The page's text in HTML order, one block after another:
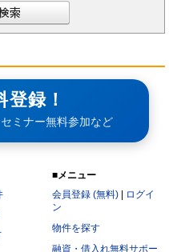
となった情報
ら開発、創作した情報
ビスの提供を停止することがあります。
合上やむを得ない場合
と当社が判断した場合
争、変乱、暴動、騒乱、労働争議等により
ならないものとします。
る行為
登録！
ミナー無料参加など
■メニュー
会員登録 (無料)
ログイ
ン
物件を探す
融資・借入れ無料サポー